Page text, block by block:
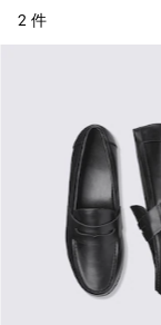
2 件